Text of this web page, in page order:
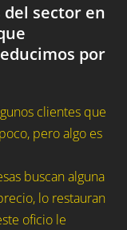
del sector en
por
clientes que
pero algo es
buscan alguna
lo restauran
oficio le